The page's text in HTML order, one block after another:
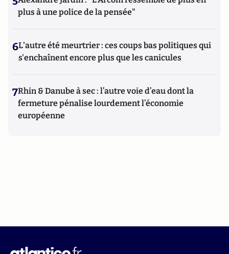
plus à une police de la pensée"
6L'autre été meurtrier : ces coups bas politiques qui
s'enchaînent encore plus que les canicules
7Rhin & Danube à sec : l’autre voie d’eau dont la
fermeture pénalise lourdement l’économie
européenne